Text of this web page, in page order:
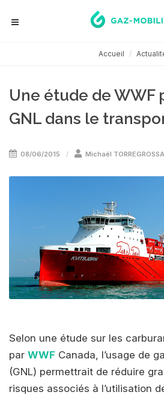
Accueil
Une étude de WWF
GNL dans le
08/06/2015 Michaël TORREGROSSA
Selon une étude sur les
par WWF Canada, l’usage de
(GNL) permettrait de réduire
risques associés à l’utilisation